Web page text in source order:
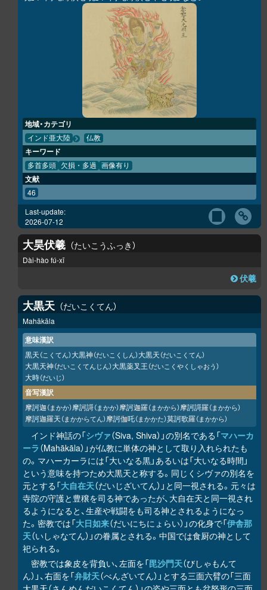
地域・カテゴリ
インド亜大陸 仏教
キーワード
多首多頭 欠損・多過 画像有り
文献
46
Last-update:
2026-07-12
大昊伏羲 たいこうふっき
Dài-hào fú-xī
伏羲
大黒天 だいこくてん
Mahākāla
意味漢訳
黒天（こくてん）大黒神（だいこくしん）大黒天（だいこくてん）
大黒天神（だいこくてんじん）大黒薬叉王（だいこくやくしゃおう）
大時（だいじ）
音写漢訳
摩訶迦（まかか）摩訶謌（まかか）摩訶迦羅（まかから）摩訶謌羅（まかから）
摩訶迦羅天（まかからてん）摩訶伽吒（まかかた）莫訶歌羅（まかから）
インド神話の「シヴァ（Siva, Shiva）」の別名である「マハーカ
ーラ （Mahākāla）」が仏教に単体の神として取り入れられたも
の。マハーカーラには「大いなる黒」あるいは「大いなる時間」
という意味を持つため大黒天と称する。同じくシヴァの別名を
元とする「大自在天（だいじざいてん）」と同一視される。元々は
寺院の守護と豊穣を司る神であったが、大自在天と同一視され
るようになると、生産や戦闘をも司る神とされるようになっ
た。密教では「大日如来（だいにちにょらい）」の化身で「伊舎那
天（いしゃなてん）」の眷属とされる。中国では食厨の神として
祀られる。
密教では象皮を背負い、左面を「毘沙門天（びしゃもんて
ん）」、右面を「弁財天（べんざいてん）」とする三面六臂の「三面